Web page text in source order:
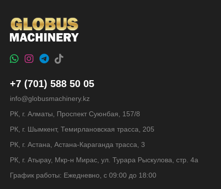
+7 (701) 588 50 05
info@globusmachinery.kz
РК, г. Алматы, Проспект Суюнбая, 157/8
РК, г. Шымкент, Темирлановская трасса, 205
РК, г. Астана, Астана-Караганда трасса, 3
РК, г. Атырау, Мкр-н Мирас, ул. Турара Рыскулова, стр. 4а
График работы: Ежедневно, с 09:00 до 18:00